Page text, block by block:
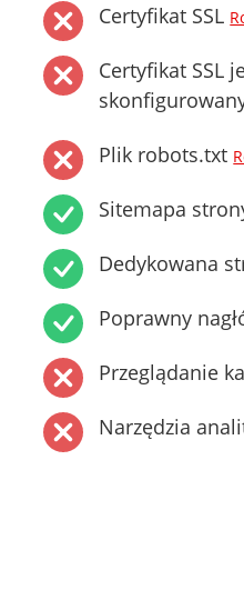
Certyfikat SSL
Certyfikat SSL
Plik robots.txt
Sitemapa
Dedykowana
Poprawny
Przeglądanie
Narzędzia